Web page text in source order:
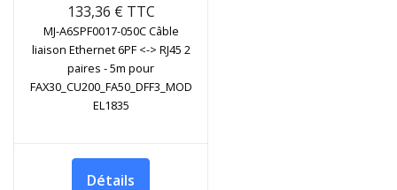
133,36 € TTC
MJ-A6SPF0017-050C Câble
liaison Ethernet 6PF <-> RJ45 2
paires - 5m pour
FAX30_CU200_FA50_DFF3_MOD
EL1835
Détails